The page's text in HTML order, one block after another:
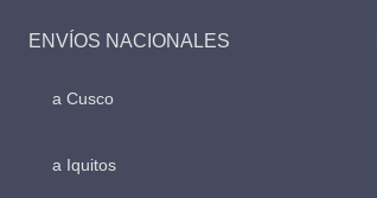
ENVÍOS NACIONALES
a Cusco
a Iquitos